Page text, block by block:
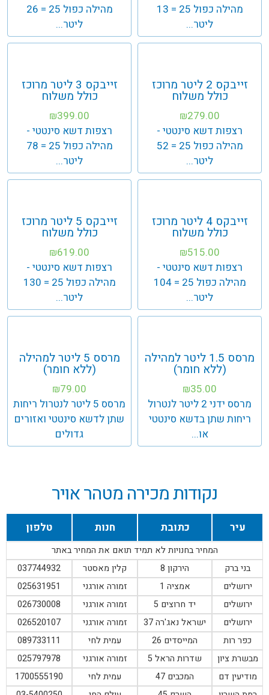
מהילה כפול 25 = 13
ליטר...
מהילה כפול 25 = 26
ליטר...
זייבקס 2 ליטר מרוכז
כולל משלוח
₪279.00
רצפות דשא סינטטי -
מהילה כפול 25 = 52
ליטר...
זייבקס 3 ליטר מרוכז
כולל משלוח
₪399.00
רצפות דשא סינטטי -
מהילה כפול 25 = 78
ליטר...
זייבקס 4 ליטר מרוכז
כולל משלוח
₪515.00
רצפות דשא סינטטי -
מהילה כפול 25 = 104
ליטר...
זייבקס 5 ליטר מרוכז
כולל משלוח
₪619.00
רצפות דשא סינטטי -
מהילה כפול 25 = 130
ליטר...
מרסס 1.5 ליטר למהילה
(ללא חומר)
₪35.00
מרסס ידני 2 ליטר לנטרול
ריחות שתן בדשא סינטטי
או...
מרסס 5 ליטר למהילה
(ללא חומר)
₪79.00
מרסס 5 ליטר לנטרול ריחות
שתן לדשא סינטטי ואזורים
גדולים
נקודות מכירה מטהר אויר
עיר כתובת חנות טלפון
המחיר בחנויות לא תמיד תואם את המחיר באתר
בני ברק
הירקון 8 קלין מאסטר
037744932
ירושלים
אמציה 1 זמורה אורגני
025631951
ירושלים
יד חרוצים 5 זמורה אורגני
026730008
ירושלים
ישראל נאג'רה 37 זמורה אורגני
026520107
כפר רות
המייסדים 26 עמית לחי
089733111
מבשרת ציון
שדרות הראל 5 זמורה אורגני
025797978
מודיעין דם
המכבים 47 עמית לחי
1700555190